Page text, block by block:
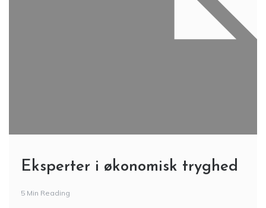
Eksperter i økonomisk tryghed
5 Min Reading